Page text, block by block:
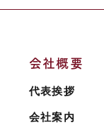
会社概要
代表挨拶
会社案内